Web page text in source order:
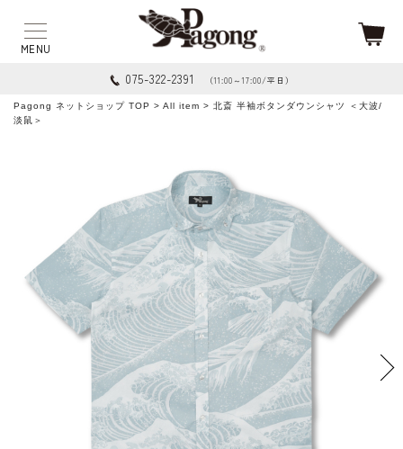
075-322-2391 （11:00～17:00/平日）
Pagong ネットショップ TOP > All item > 北斎 半袖ボタンダウンシャツ ＜大波/
淡鼠＞